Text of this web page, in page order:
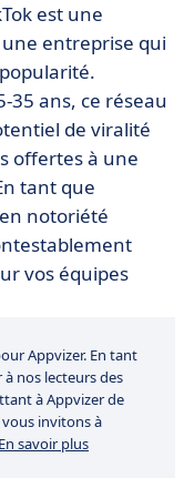
est une
entreprise qui
35 ans, ce réseau
de viralité
offertes à une
tant que
notoriété
vos équipes
Appvizer. En tant
nos lecteurs des
à Appvizer de
invitons à
En savoir plus